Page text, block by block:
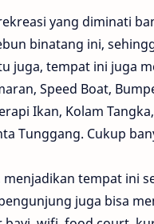
yang diminati
binatang ini,
juga, tempat ini juga
Speed Boat,
Ikan, Kolam
Tunggang. Cukup
tempat ini
juga bisa